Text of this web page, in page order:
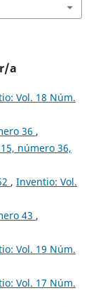
a
Vol. 18 Núm.
36 ,
número 36,
, Inventio: Vol.
43 ,
Vol. 19 Núm.
Vol. 17 Núm.